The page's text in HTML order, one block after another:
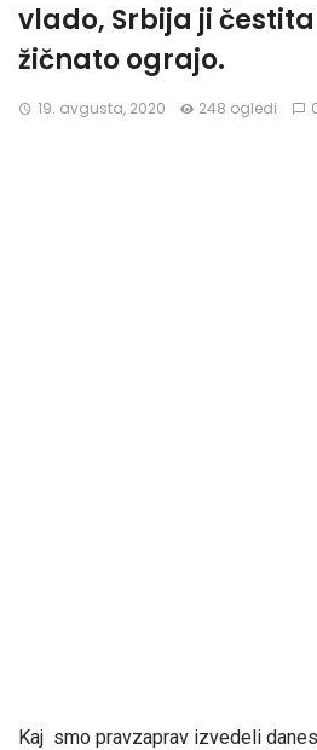
vlado, Srbija ji
žičnato ograjo.
19. avgusta, 2020 248 ogledi
Kaj smo pravzaprav izvedeli